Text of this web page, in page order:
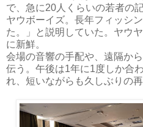
で、急に20人くらいの若者の
ヤウボーイズ。長年フィッシ
た。」と説明していた。ヤウ
に新鮮。
会場の音響の手配や、遠隔か
伝う。午後は1年に1度しか合
れ、短いながらも久しぶりの